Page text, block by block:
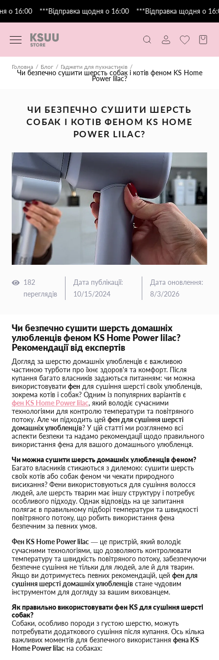
о 16:00 ***Відправка щодня о 16:00 ***Відправка щодня о
Головна Блог Гаджети для пухнастиків
Чи безпечно сушити шерсть собак і котів феном KS Home
Power lilac?
ЧИ БЕЗПЕЧНО СУШИТИ ШЕРСТЬ
СОБАК І КОТІВ ФЕНОМ KS HOME
POWER LILAC?
182
переглядів
Дата публікації:
10/15/2024
Дата оновлення:
8/3/2026
Чи безпечно сушити шерсть домашніх
улюбленців феном KS Home Power lilac?
Рекомендації від експертів
Догляд за шерстю домашніх улюбленців є важливою
частиною турботи про їхнє здоров'я та комфорт. Після
купання багато власників задаються питанням: чи можна
використовувати фен для сушіння шерсті своїх улюбленців,
зокрема котів і собак? Одним із популярних варіантів є
фен KS Home Power lilac, який володіє сучасними
технологіями для контролю температури та повітряного
потоку. Але чи підходить цей фен для сушіння шерсті
домашніх улюбленців? У цій статті ми розглянемо всі
аспекти безпеки та надамо рекомендації щодо правильного
використання фена для вашого домашнього улюбленця.
Чи можна сушити шерсть домашніх улюбленців феном?
Багато власників стикаються з дилемою: сушити шерсть
своїх котів або собак феном чи чекати природного
висихання? Фени використовуються для сушіння волосся
людей, але шерсть тварин має іншу структуру і потребує
особливого підходу. Однак відповідь на це запитання
полягає в правильному підборі температури та швидкості
повітряного потоку, що робить використання фена
безпечним за певних умов.
Фен KS Home Power lilac — це пристрій, який володіє
сучасними технологіями, що дозволяють контролювати
температуру та швидкість повітряного потоку, забезпечуючи
безпечне сушіння не тільки для людей, але й для тварин.
Якщо ви дотримуєтесь певних рекомендацій, цей фен для
сушіння шерсті домашніх улюбленців стане чудовим
інструментом для догляду за вашим вихованцем.
Як правильно використовувати фен KS для сушіння шерсті
собак?
Собаки, особливо породи з густою шерстю, можуть
потребувати додаткового сушіння після купання. Ось кілька
важливих моментів для безпечного використання фена KS
Home Power lilac на собаках: